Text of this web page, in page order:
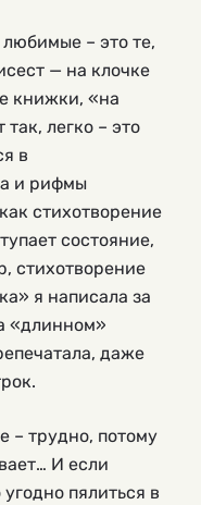
– это те,
— на клочке
книжки, «на
легко – это
в
и рифмы
стихотворение
состояние,
стихотворение
я написала за
«длинном»
даже
– трудно, потому
И если
пялиться в